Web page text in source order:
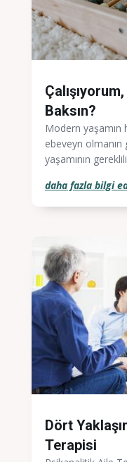
Baksın?
Modern yaşamın
ebeveyn
yaşamının
daha fazla bilgi
Dört
Terapisi